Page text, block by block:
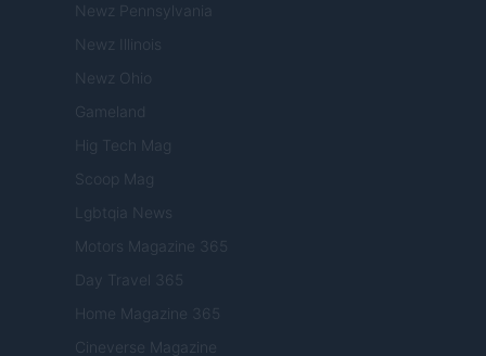
Newz Pennsylvania
Newz Illinois
Newz Ohio
Gameland
Hig Tech Mag
Scoop Mag
Lgbtqia News
Motors Magazine 365
Day Travel 365
Home Magazine 365
Cineverse Magazine